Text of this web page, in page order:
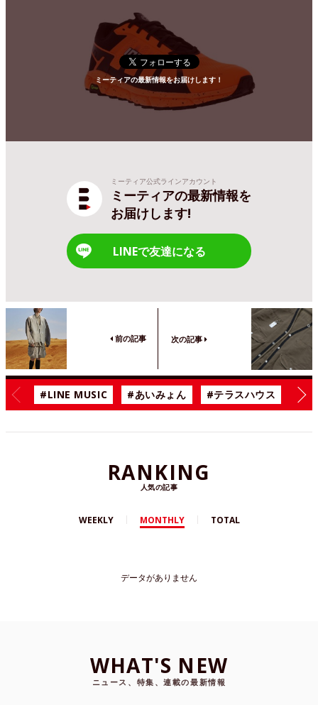
ミーティアの最新情報をお届けします！
ミーティア公式ラインアカウント
ミーティアの最新情報を
お届けします!
LINEで友達になる
前の記事 次の記事
#LINE MUSIC #あいみょん #テラスハウス #漫
RANKING
人気の記事
WEEKLY MONTHLY TOTAL
データがありません
WHAT'S NEW
ニュース、特集、連載の最新情報